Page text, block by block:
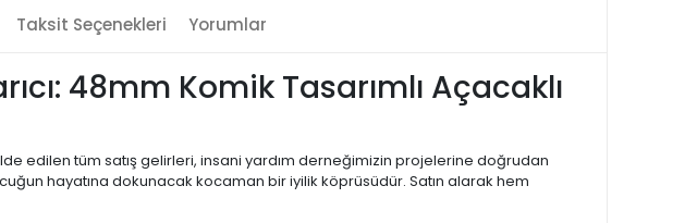
Taksit Seçenekleri Yorumlar
48mm Komik Tasarımlı Açacaklı
edilen tüm satış gelirleri, insani yardım derneğimizin projelerine doğrudan
hayatına dokunacak kocaman bir iyilik köprüsüdür. Satın alarak hem